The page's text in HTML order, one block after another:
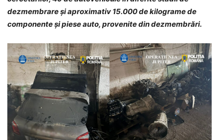
dezmembrare și aproximativ 15.000 de kilograme de
componente și piese auto, provenite din dezmembrări.